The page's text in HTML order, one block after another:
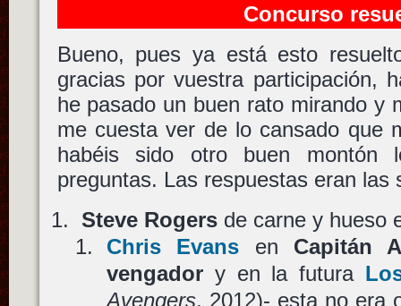
Concurso
Bueno, pues ya está esto
gracias por vuestra participación,
he pasado un buen rato mirando
me cuesta ver de lo cansado que
habéis sido otro buen montón
preguntas. Las respuestas eran las
Steve Rogers de carne y hueso
Chris Evans en Capitán
vengadory en la futura
Avengers, 2012)- esta no era